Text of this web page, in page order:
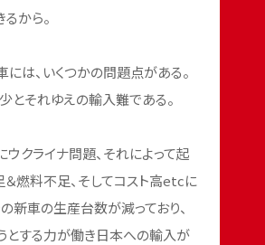
から。
は、いくつかの問題点がある。
とそれゆえの輸入難である。
クライナ問題、それによって起
＆燃料不足、そしてコスト高etcに
新車の生産台数が減っており、
とする力が働き日本への輸入が